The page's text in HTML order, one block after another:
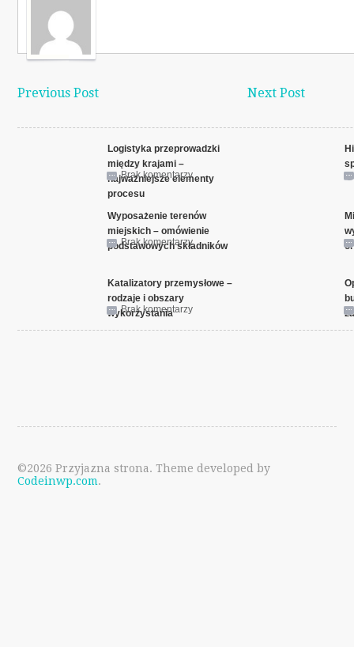
Previous Post Next Post
Logistyka przeprowadzki
między krajami –
najważniejsze elementy
procesu
Brak komentarzy
Wyposażenie terenów
miejskich – omówienie
podstawowych składników
Brak komentarzy
Katalizatory przemysłowe –
rodzaje i obszary
wykorzystania
Brak komentarzy
©2026 Przyjazna strona. Theme developed by
Codeinwp.com.